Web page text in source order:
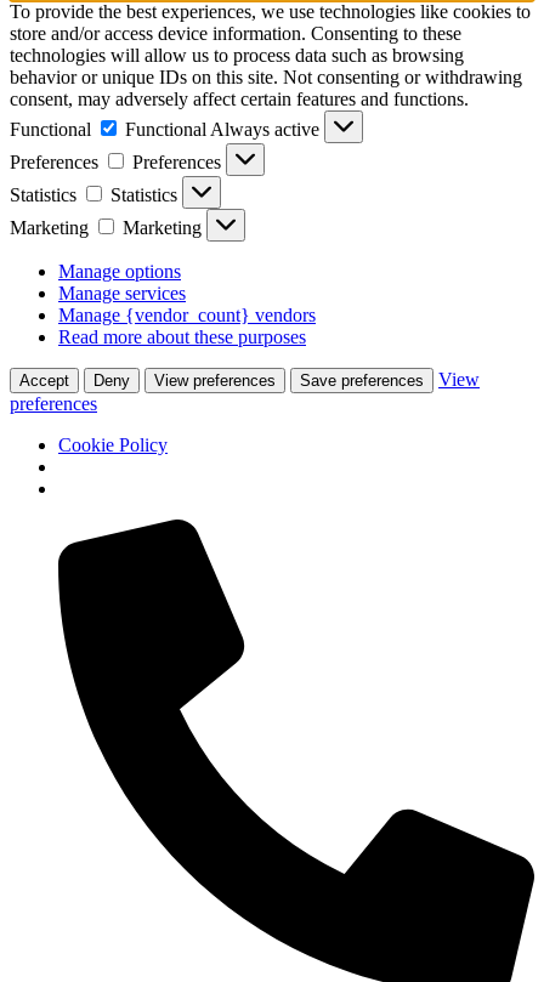
To provide the best experiences, we use technologies like cookies to
store and/or access device information. Consenting to these
technologies will allow us to process data such as browsing
behavior or unique IDs on this site. Not consenting or withdrawing
consent, may adversely affect certain features and functions.
Functional
Functional Always active
Preferences
Preferences
Statistics
Statistics
Marketing
Marketing
Manage options
Manage services
Manage {vendor_count} vendors
Read more about these purposes
Accept Deny View preferences Save preferences
View
preferences
Cookie Policy